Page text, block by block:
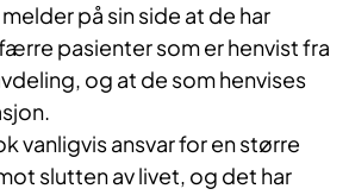
på sin side at de har
pasienter som er henvist fra
og at de som henvises
vanligvis ansvar for en større
slutten av livet, og det har